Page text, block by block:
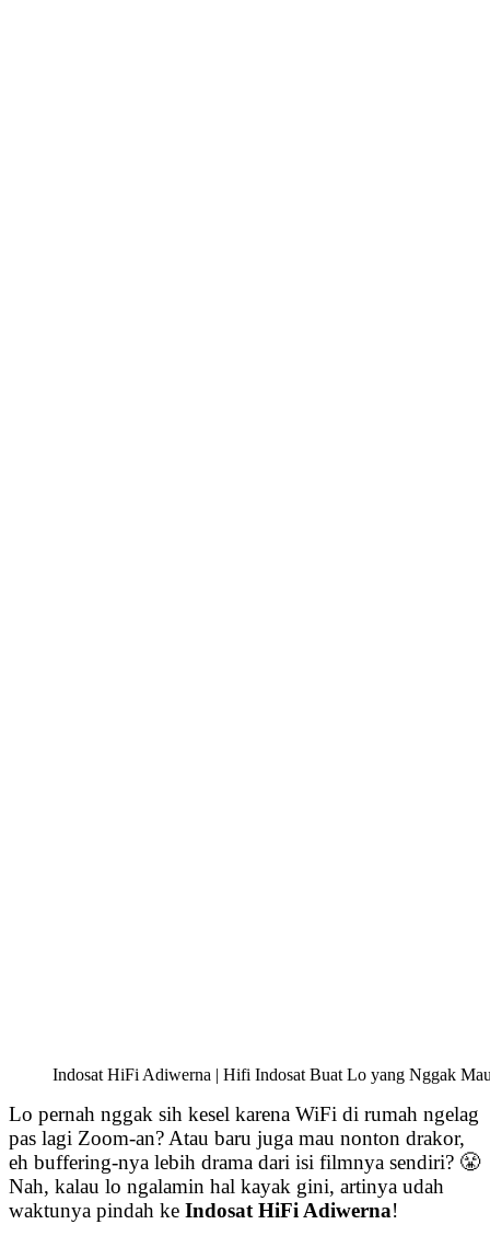
Indosat HiFi Adiwerna | Hifi Indosat Buat Lo yang Nggak
Lo pernah nggak sih kesel karena WiFi di rumah ngelag
pas lagi Zoom-an? Atau baru juga mau nonton drakor,
eh buffering-nya lebih drama dari isi filmnya sendiri? 😤
Nah, kalau lo ngalamin hal kayak gini, artinya udah
waktunya pindah ke Indosat HiFi Adiwerna!